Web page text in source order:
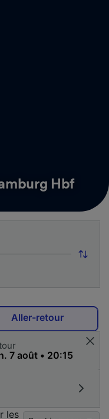
Hbf
Aller-retour
les